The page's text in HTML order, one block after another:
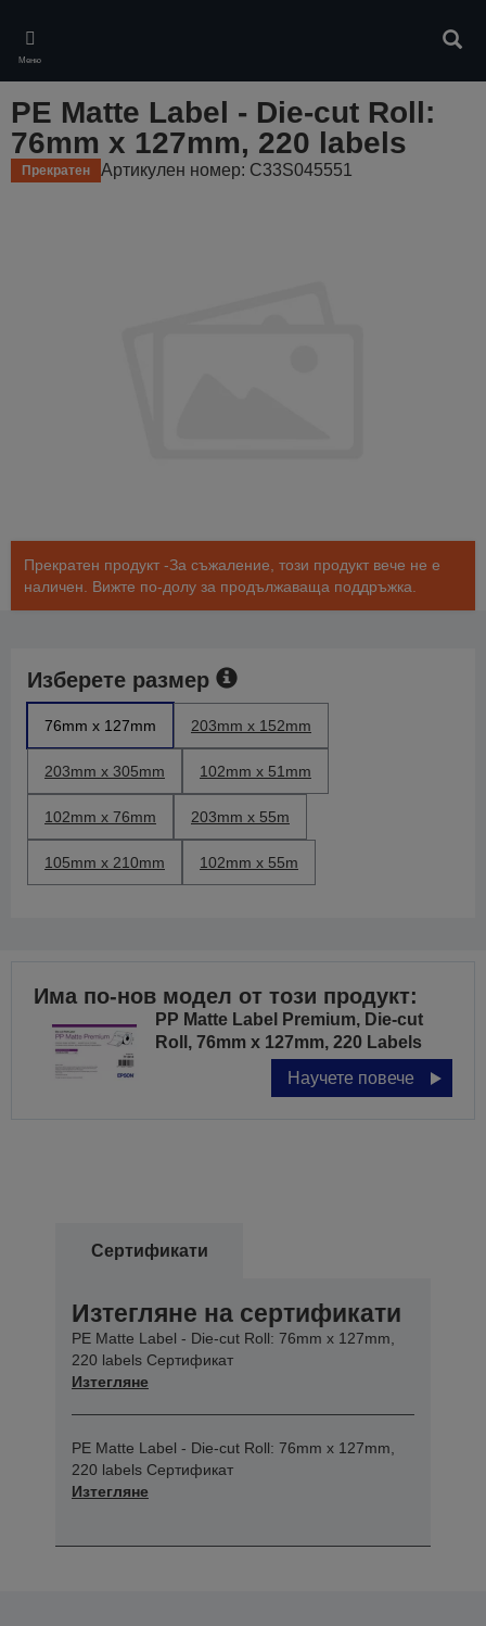
main
content
Меню
PE Matte Label - Die-cut Roll:
76mm x 127mm, 220 labels
Прекратен Артикулен номер: C33S045551
Прекратен продукт -За съжаление, този продукт вече не е
наличен. Вижте по-долу за продължаваща поддръжка.
Изберете размер
76mm x 127mm 203mm x 152mm
203mm x 305mm 102mm x 51mm
102mm x 76mm 203mm x 55m
105mm x 210mm 102mm x 55m
Има по-нов модел от този продукт:
PP Matte Label Premium, Die-cut
Roll, 76mm x 127mm, 220 Labels
Научете повече
Сертификати
Изтегляне на сертификати
PE Matte Label - Die-cut Roll: 76mm x 127mm,
220 labels Сертификат
Изтегляне
PE Matte Label - Die-cut Roll: 76mm x 127mm,
220 labels Сертификат
Изтегляне